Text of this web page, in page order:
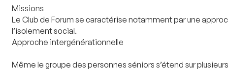
Missions
Le Club de Forum se caractérise notamment par une
l’isolement social.
Approche intergénérationnelle
Même le groupe des personnes séniors s’étend sur